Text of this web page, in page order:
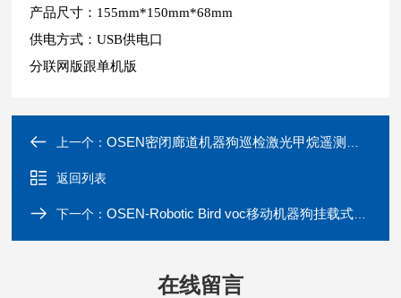
产品尺寸：155mm*150mm*68mm
供电方式：USB供电口
分联网版跟单机版
上一个：OSEN密闭廊道机器狗巡检激光甲烷遥测挂载模块
返回列表
下一个：OSEN-Robotic Bird voc移动机器狗挂载式水鸟声纹数据监测模块
在线留言